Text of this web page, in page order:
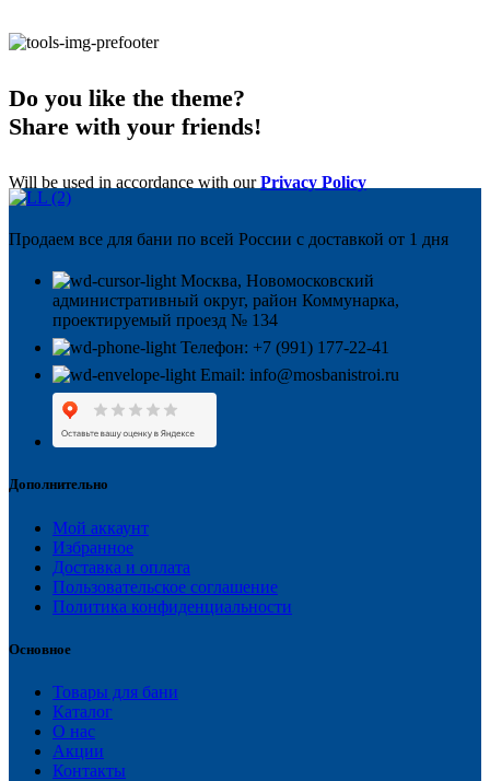
Do you like the theme?
Share with your friends!
Will be used in accordance with ourPrivacy Policy
Продаем все для бани по всей России с доставкой от 1 дня
Москва, Новомосковский
административный округ, район Коммунарка,
проектируемый проезд № 134
Телефон: +7 (991) 177-22-41
Email: info@mosbanistroi.ru
Дополнительно
Мой аккаунт
Избранное
Доставка и оплата
Пользовательское соглашение
Политика конфиденциальности
Основное
Товары для бани
Каталог
О нас
Акции
Контакты